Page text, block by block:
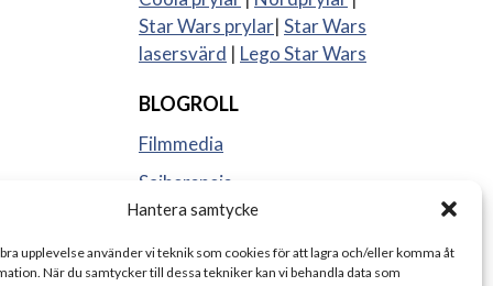
Hantera samtycke
upplevelse använder vi teknik som cookies för att lagra och/eller komma åt
När du samtycker till dessa tekniker kan vi behandla data som
Star Wars prylar| Star Wars
lasersvärd | Lego Star Wars
BLOGROLL
Filmmedia
Sajberspejs
Strange things